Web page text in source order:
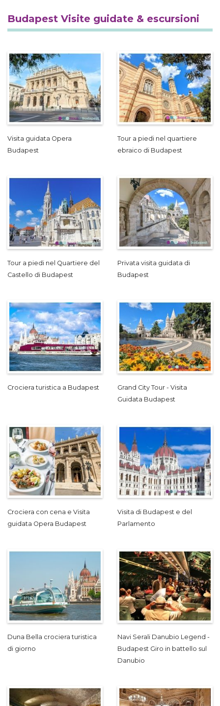
Budapest Visite guidate & escursioni
Visita guidata Opera
Budapest
Tour a piedi nel quartiere
ebraico di Budapest
Tour a piedi nel Quartiere del
Castello di Budapest
Privata visita guidata di
Budapest
Crociera turistica a Budapest
Grand City Tour - Visita
Guidata Budapest
Crociera con cena e Visita
guidata Opera Budapest
Visita di Budapest e del
Parlamento
Duna Bella crociera turistica
di giorno
Navi Serali Danubio Legend -
Budapest Giro in battello sul
Danubio